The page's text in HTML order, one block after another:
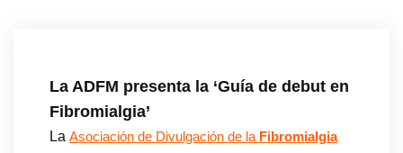
La ADFM presenta la ‘Guía de debut en
Fibromialgia’
La Asociación de Divulgación de la Fibromialgia